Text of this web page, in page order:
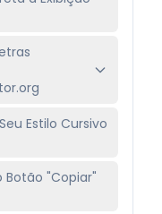
Estilo Cursivo
Botão "Copiar"